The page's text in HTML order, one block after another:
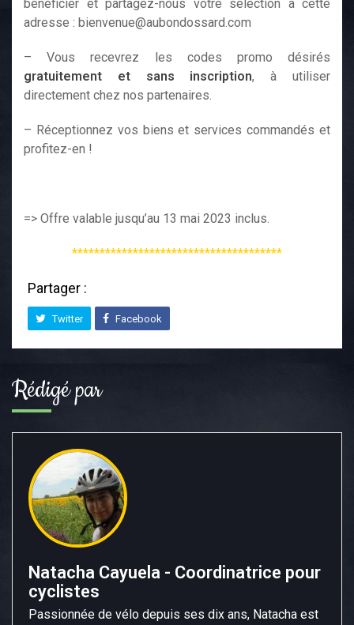
bénéficier et partagez-nous votre sélection à cette
adresse : bienvenue@aubondossard.com
– Vous recevrez les codes promo désirés
gratuitement et sans inscription, à utiliser
directement chez nos partenaires.
– Réceptionnez vos biens et services commandés et
profitez-en !
=> Offre valable jusqu’au 13 mai 2023 inclus.
**************************************
Partager :
Twitter Facebook
Rédigé par
Natacha Cayuela - Coordinatrice pour
cyclistes
Passionnée de vélo depuis ses dix ans, Natacha est